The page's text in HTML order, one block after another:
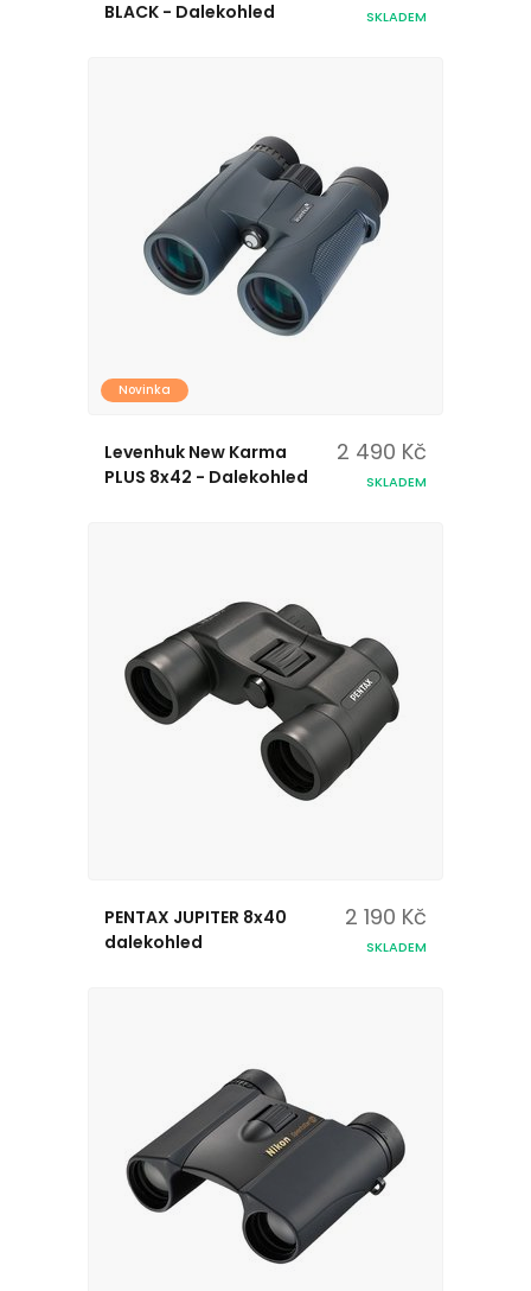
BLACK - Dalekohled SKLADEM
Novinka
Levenhuk New Karma
PLUS 8x42 - Dalekohled
2 490 Kč
SKLADEM
PENTAX JUPITER 8x40
dalekohled
2 190 Kč
SKLADEM